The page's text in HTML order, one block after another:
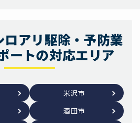
ロアリ駆除・予防業
ートの対応エリア
米沢市
酒田市